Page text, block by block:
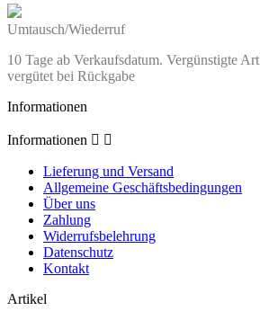
Umtausch/Wiederruf
10 Tage ab Verkaufsdatum. Vergünstigte
vergütet bei Rückgabe
Informationen
Informationen  
Lieferung und Versand
Allgemeine Geschäftsbedingungen
Über uns
Zahlung
Widerrufsbelehrung
Datenschutz
Kontakt
Artikel